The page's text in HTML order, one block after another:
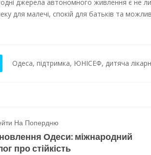
джерела автономного живлення є не
для малечі, спокій для батьків та
Одеса, підтримка, ЮНІСЕФ, дитяча
На Попердню
Одеси: міжнародний
про стійкість